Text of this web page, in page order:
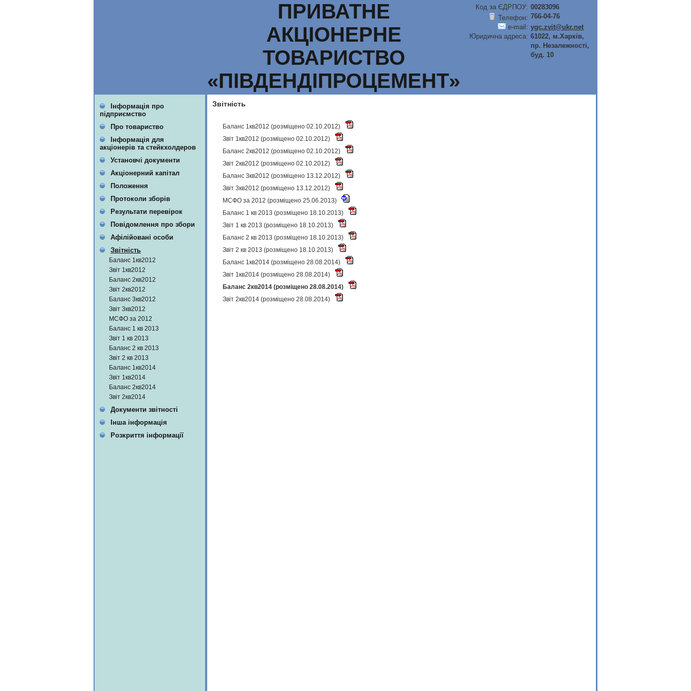
ПРИВАТНЕ
АКЦІОНЕРНЕ
ТОВАРИСТВО
«ПІВДЕНДІПРОЦЕМЕНТ»
Код за ЄДРПОУ: 00283096
Телефон: 766-04-76
e-mail: ygc.zvit@ukr.net
Юридична адреса: 61022, м.Харків,
пр. Незалежності,
буд. 10
Інформація про
підприємство
Про товариство
Інформація для
акціонерів та стейкхолдеров
Установчі документи
Акціонерний капітал
Положення
Протоколи зборів
Результати перевірок
Повідомлення про збори
Афілійовані особи
Звітність
Баланс 1кв2012
Звіт 1кв2012
Баланс 2кв2012
Звіт 2кв2012
Баланс 3кв2012
Звіт 3кв2012
МСФО за 2012
Баланс 1 кв 2013
Звіт 1 кв 2013
Баланс 2 кв 2013
Звіт 2 кв 2013
Баланс 1кв2014
Звіт 1кв2014
Баланс 2кв2014
Звіт 2кв2014
Документи звітності
Інша інформація
Розкриття інформації
Звітність
Баланс 1кв2012 (розміщено 02.10.2012)
Звіт 1кв2012 (розміщено 02.10.2012)
Баланс 2кв2012 (розміщено 02.10.2012)
Звіт 2кв2012 (розміщено 02.10.2012)
Баланс 3кв2012 (розміщено 13.12.2012)
Звіт 3кв2012 (розміщено 13.12.2012)
МСФО за 2012 (розміщено 25.06.2013)
Баланс 1 кв 2013 (розміщено 18.10.2013)
Звіт 1 кв 2013 (розміщено 18.10.2013)
Баланс 2 кв 2013 (розміщено 18.10.2013)
Звіт 2 кв 2013 (розміщено 18.10.2013)
Баланс 1кв2014 (розміщено 28.08.2014)
Звіт 1кв2014 (розміщено 28.08.2014)
Баланс 2кв2014 (розміщено 28.08.2014)
Звіт 2кв2014 (розміщено 28.08.2014)